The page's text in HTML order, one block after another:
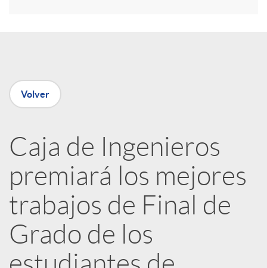
n
e
d
e
Volver
Caja de Ingenieros
premiará los mejores
trabajos de Final de
Grado de los